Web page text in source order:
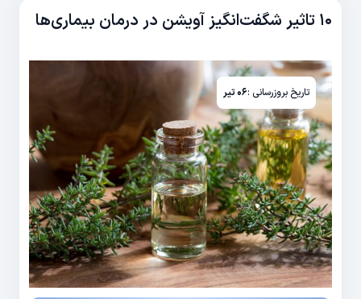
۱۰ تاثیر شگفت‌انگیز آویشن در درمان بیماری‌ها
تاریخ بروزرسانی :۰۶ تیر